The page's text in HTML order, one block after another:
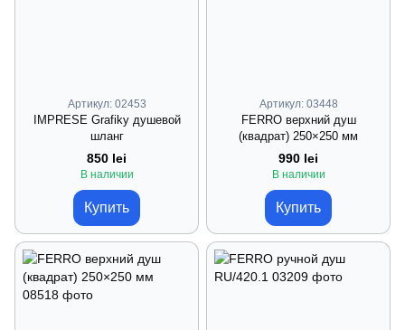
Артикул: 02453
IMPRESE Grafiky душевой
шланг
850 lei
В наличии
Купить
Артикул: 03448
FERRO верхний душ
(квадрат) 250×250 мм
990 lei
В наличии
Купить